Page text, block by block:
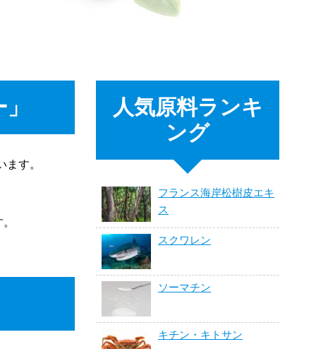
す。
人気原料ランキ
ング
フランス海岸松樹皮エキ
ス
スクワレン
ソーマチン
キチン・キトサン